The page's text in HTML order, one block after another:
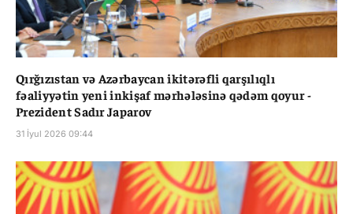
Qırğızıstan və Azərbaycan ikitərəfli qarşılıqlı
fəaliyyətin yeni inkişaf mərhələsinə qədəm qoyur -
Prezident Sadır Japarov
31 İyul 2026 09:44